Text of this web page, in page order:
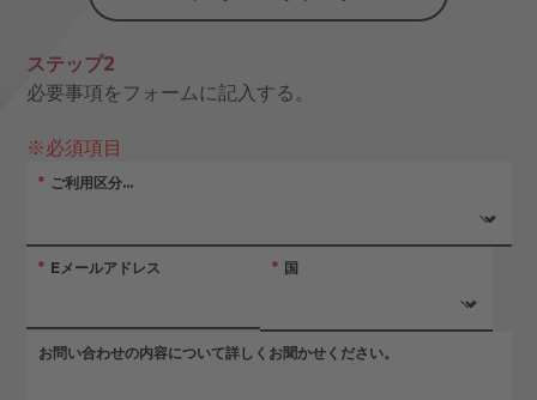
ステップ2
必要事項をフォームに記入する。